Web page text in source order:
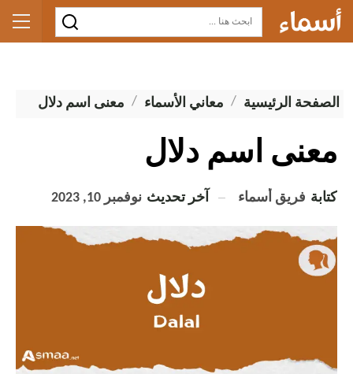
الصفحة الرئيسية معاني الأسماء معنى اسم دلال
معنى اسم دلال
كتابة فريق أسماء آخر تحديث نوفمبر 10, 2023